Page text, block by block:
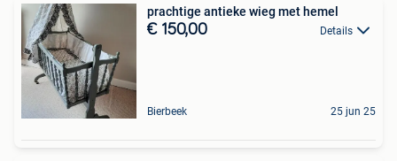
prachtige antieke wieg met hemel
€ 150,00 Details
Bierbeek 25 jun 25